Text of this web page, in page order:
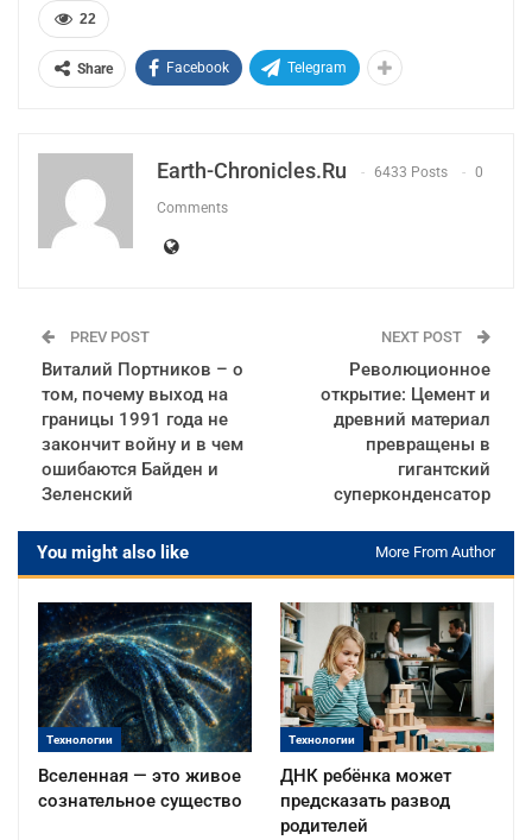
22
Share Facebook Telegram
Earth-Chronicles.ru 6433 Posts 0
Comments
PREV POST
Виталий Портников – о
том, почему выход на
границы 1991 года не
закончит войну и в чем
ошибаются Байден и
Зеленский
NEXT POST
Революционное
открытие: Цемент и
древний материал
превращены в
гигантский
суперконденсатор
You might also like More From Author
Технологии
Вселенная — это живое
сознательное существо
Технологии
ДНК ребёнка может
предсказать развод
родителей